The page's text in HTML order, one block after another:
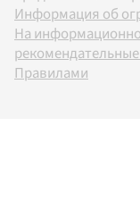
Информация об
На
Правилами